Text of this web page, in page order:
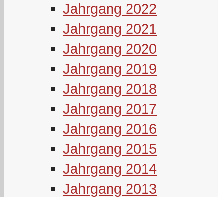
Jahrgang 2022
Jahrgang 2021
Jahrgang 2020
Jahrgang 2019
Jahrgang 2018
Jahrgang 2017
Jahrgang 2016
Jahrgang 2015
Jahrgang 2014
Jahrgang 2013